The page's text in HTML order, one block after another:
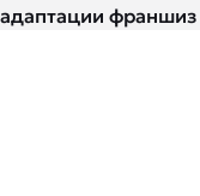
адаптации франшиз